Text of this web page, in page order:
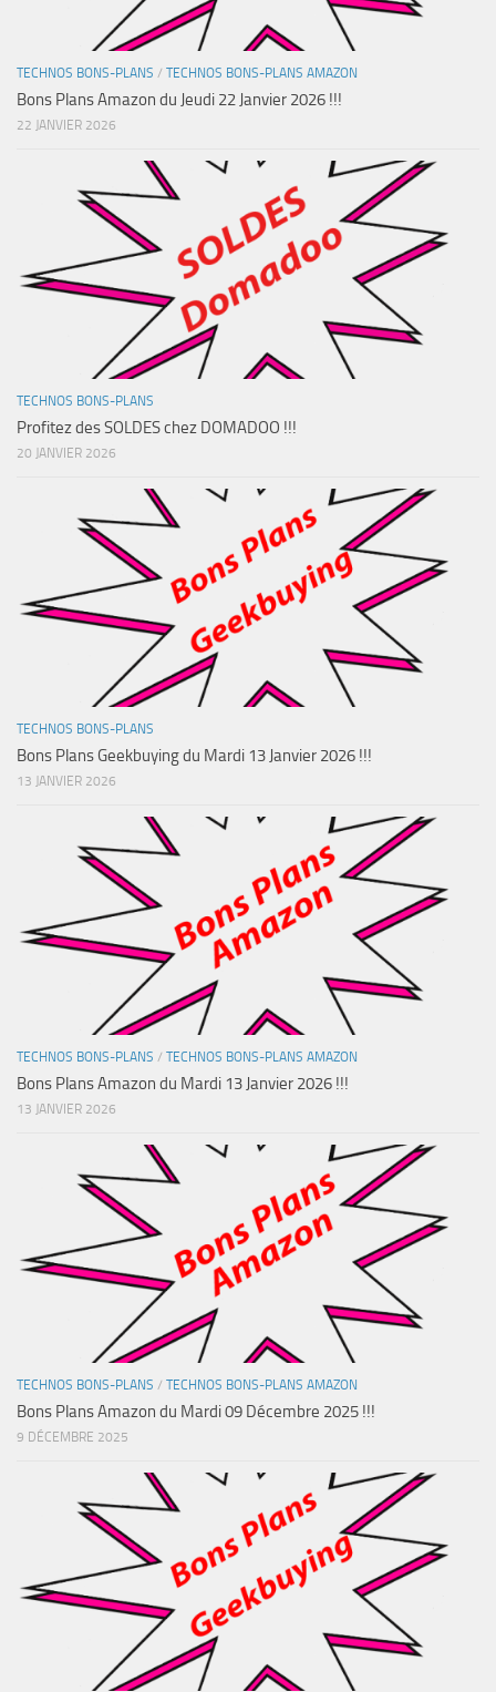
TECHNOS BONS-PLANS / TECHNOS BONS-PLANS AMAZON
Bons Plans Amazon du Jeudi 22 Janvier 2026 !!!
22 JANVIER 2026
TECHNOS BONS-PLANS
Profitez des SOLDES chez DOMADOO !!!
20 JANVIER 2026
TECHNOS BONS-PLANS
Bons Plans Geekbuying du Mardi 13 Janvier 2026 !!!
13 JANVIER 2026
TECHNOS BONS-PLANS / TECHNOS BONS-PLANS AMAZON
Bons Plans Amazon du Mardi 13 Janvier 2026 !!!
13 JANVIER 2026
TECHNOS BONS-PLANS / TECHNOS BONS-PLANS AMAZON
Bons Plans Amazon du Mardi 09 Décembre 2025 !!!
9 DÉCEMBRE 2025